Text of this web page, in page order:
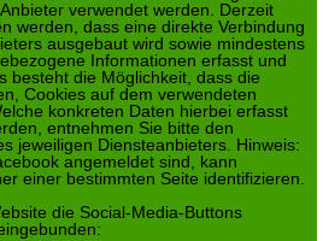
verwendet werden. Derzeit
werden, dass eine direkte Verbindung
ausgebaut wird sowie mindestens
Informationen erfasst und
besteht die Möglichkeit, dass die
Cookies auf dem verwendeten
konkreten Daten hierbei erfasst
entnehmen Sie bitte den
jeweiligen Diensteanbieters. Hinweis:
angemeldet sind, kann
einer bestimmten Seite identifizieren.
die Social-Media-Buttons